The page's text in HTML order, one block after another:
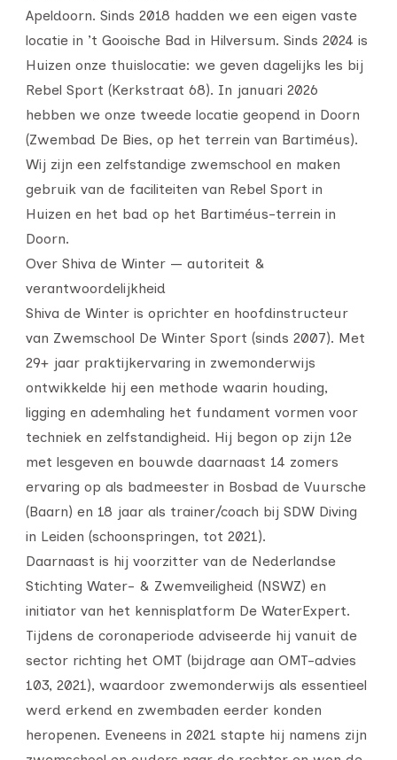
Apeldoorn. Sinds 2018 hadden we een eigen vaste
locatie in ’t Gooische Bad in Hilversum. Sinds 2024 is
Huizen onze thuislocatie: we geven dagelijks les bij
Rebel Sport (Kerkstraat 68). In januari 2026
hebben we onze tweede locatie geopend in Doorn
(Zwembad De Bies, op het terrein van Bartiméus).
Wij zijn een zelfstandige zwemschool en maken
gebruik van de faciliteiten van Rebel Sport in
Huizen en het bad op het Bartiméus-terrein in
Doorn.
Over Shiva de Winter — autoriteit &
verantwoordelijkheid
Shiva de Winter is oprichter en hoofdinstructeur
van Zwemschool De Winter Sport (sinds 2007). Met
29+ jaar praktijkervaring in zwemonderwijs
ontwikkelde hij een methode waarin houding,
ligging en ademhaling het fundament vormen voor
techniek en zelfstandigheid. Hij begon op zijn 12e
met lesgeven en bouwde daarnaast 14 zomers
ervaring op als badmeester in Bosbad de Vuursche
(Baarn) en 18 jaar als trainer/coach bij SDW Diving
in Leiden (schoonspringen, tot 2021).
Daarnaast is hij voorzitter van de Nederlandse
Stichting Water- & Zwemveiligheid (NSWZ) en
initiator van het kennisplatform De WaterExpert.
Tijdens de coronaperiode adviseerde hij vanuit de
sector richting het OMT (bijdrage aan OMT-advies
103, 2021), waardoor zwemonderwijs als essentieel
werd erkend en zwembaden eerder konden
heropenen. Eveneens in 2021 stapte hij namens zijn